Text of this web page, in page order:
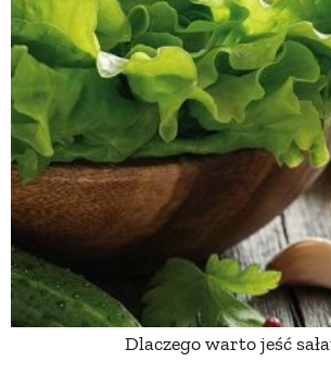
Dlaczego warto jeść